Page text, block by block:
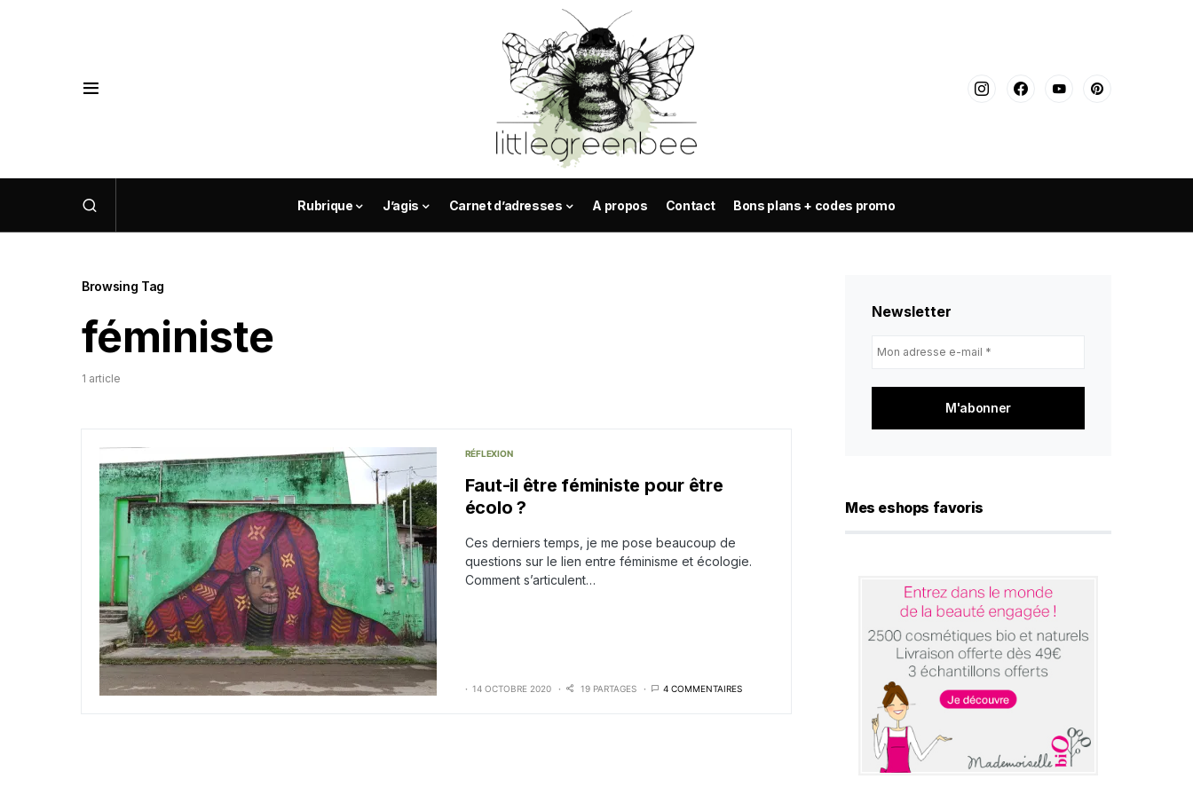
Rubrique J’agis Carnet d’adresses A propos Contact Bons plans + codes promo
Browsing Tag
féministe
1 article
RÉFLEXION
Faut-il être féministe pour être
écolo ?
Ces derniers temps, je me pose beaucoup de
questions sur le lien entre féminisme et écologie.
Comment s’articulent…
14 OCTOBRE 2020 19 PARTAGES 4 COMMENTAIRES
Newsletter
Mes eshops favoris